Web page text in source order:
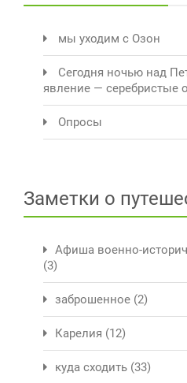
мы уходим с Озон
Сегодня ночью над
явление — серебристые
Опросы
Заметки о
Афиша военно-
(3)
заброшенное (2)
Карелия (12)
куда сходить (33)